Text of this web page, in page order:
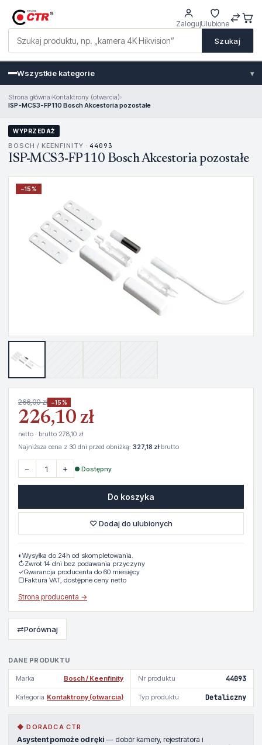
Szukaj
ZalogujUlubione
Wszystkie kategorie ▾
Strona główna›Kontaktrony (otwarcia)›
ISP-MCS3-FP110 Bosch Akcestoria pozostałe
WYPRZEDAŻ
BOSCH / KEENFINITY · 44093
ISP-MCS3-FP110 Bosch Akcestoria pozostałe
−15%
DANE PRODUKTU
Marka Bosch / Keenfinity Nr produktu 44093
Kategoria Kontaktrony (otwarcia) Typ produktu Detaliczny
◆ DORADCA CTR
Asystent pomoże od ręki — dobór kamery, rejestratora i
266,00 zł −15%
226,10 zł
netto · brutto 278,10 zł
Najniższa cena z 30 dni przed obniżką: 327,18 złbrutto
− + ● Dostępny
Do koszyka
♡ Dodaj do ulubionych
◐ Wysyłka do 24h od skompletowania.
↻Zwrot 14 dni bez podawania przyczyny
✓Gwarancja producenta do 60 miesięcy
▢Faktura VAT, dostępne ceny netto
Strona producenta →
⇄Porównaj